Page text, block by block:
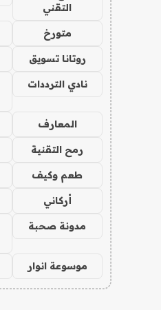
التقني
متورخ
روتانا تسويق
نادي الترددات
المعارف
رمح التقنية
طعم وكيف
أركاني
مدونة صحبة
موسوعة انوار